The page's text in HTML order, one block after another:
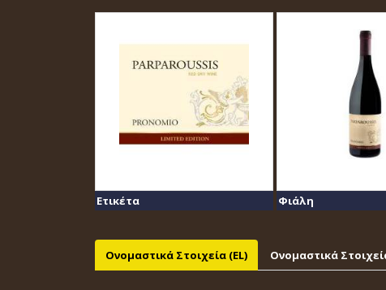
Ετικέτα Φιάλη
Ονομαστικά Στοιχεία (EL) Ονομαστικά